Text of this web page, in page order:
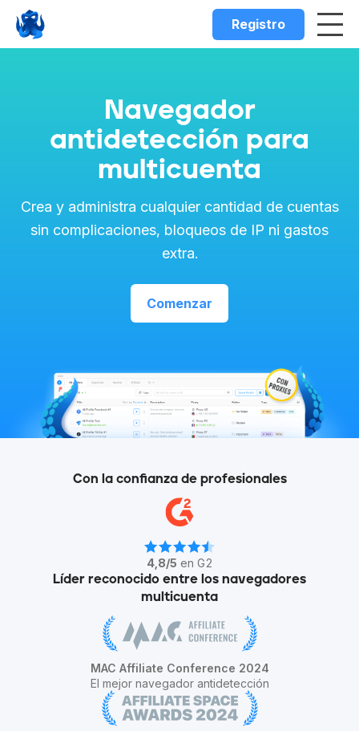
Registro
Navegador
antidetección para
multicuenta
Crea y administra cualquier cantidad de cuentas
sin complicaciones, bloqueos de IP ni gastos
extra.
Comenzar
Con la confianza de profesionales
4,8/5 en G2
Líder reconocido entre los navegadores
multicuenta
MAC Affiliate Conference 2024
El mejor navegador antidetección